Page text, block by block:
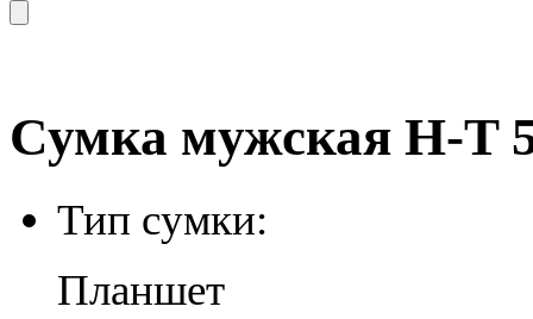
Сумка мужская H-T
Тип сумки:
Планшет